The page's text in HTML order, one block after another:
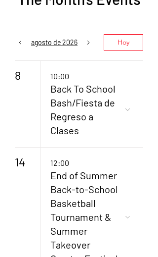
agosto de 2026 Hoy
8 10:00
Back To School
Bash/Fiesta de
Regreso a
Clases
14 12:00
End of Summer
Back-to-School
Basketball
Tournament &
Summer
Takeover